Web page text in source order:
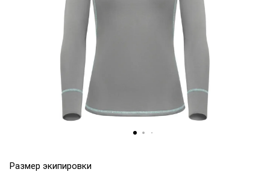
Размер экипировки